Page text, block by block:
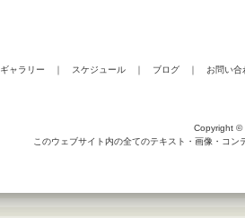
ギャラリー ｜ スケジュール ｜ ブログ ｜ お問い合
Copyright ©
このウェブサイト内の全てのテキスト・画像・コ